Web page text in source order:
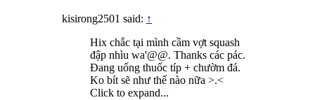
kisirong2501 said: ↑
Hix chắc tại mình cầm vợt squash
đập nhìu wa'@@. Thanks các pác.
Đang uống thuốc típ + chườm đá.
Ko bít sẽ như thế nào nữa >.<
Click to expand...